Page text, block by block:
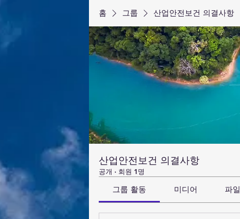
홈 그룹 산업안전보건 의결사항
산업안전보건 의결사항
공개 · 회원 1명
그룹 활동 미디어 파일